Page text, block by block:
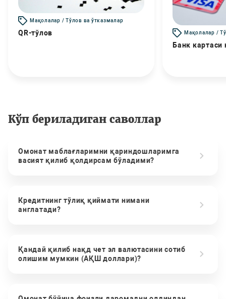
Мақолалар / Тўлов ва ўтказмалар
QR-тўлов Мақолалар /
Банк картаси
Кўп бериладиган саволлар
Омонат маблағларимни қариндошларимга
васият қилиб қолдирсам бўладими?
Кредитнинг тўлиқ қиймати нимани
англатади?
Қандай қилиб нақд чет эл валютасини сотиб
олишим мумкин (АҚШ доллари)?